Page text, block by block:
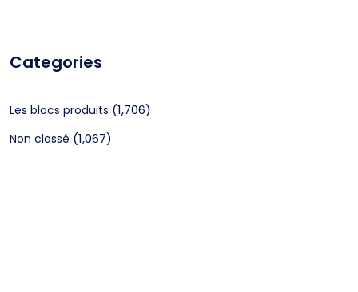
Categories
Les blocs produits (1,706)
Non classé (1,067)